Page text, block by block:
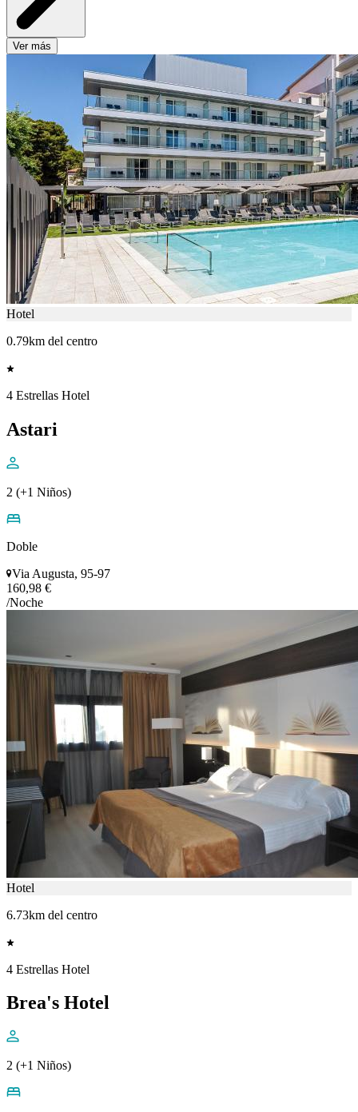
Ver más
Hotel
0.79km del centro
4 Estrellas Hotel
Astari
2 (+1 Niños)
Doble
Via Augusta, 95-97
160,98 €
/Noche
Hotel
6.73km del centro
4 Estrellas Hotel
Brea's Hotel
2 (+1 Niños)